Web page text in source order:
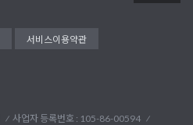
서비스이용약관
사업자 등록번호 : 105-86-00594